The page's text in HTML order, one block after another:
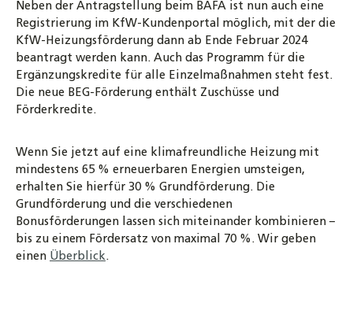
Neben der Antragstellung beim BAFA ist nun auch eine
Registrierung im KfW-Kundenportal möglich, mit der die
KfW-Heizungsförderung dann ab Ende Februar 2024
beantragt werden kann. Auch das Programm für die
Ergänzungskredite für alle Einzelmaßnahmen steht fest.
Die neue BEG-Förderung enthält Zuschüsse und
Förderkredite.
Wenn Sie jetzt auf eine klimafreundliche Heizung mit
mindestens 65 % erneuerbaren Energien umsteigen,
erhalten Sie hierfür 30 % Grundförderung. Die
Grundförderung und die verschiedenen
Bonusförderungen lassen sich miteinander kombinieren –
bis zu einem Fördersatz von maximal 70 %. Wir geben
einen Überblick.